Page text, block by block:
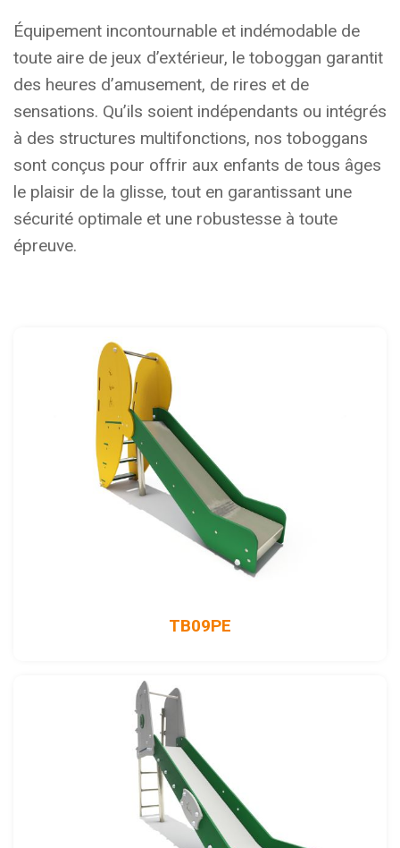
Équipement incontournable et indémodable de
toute aire de jeux d’extérieur, le toboggan garantit
des heures d’amusement, de rires et de
sensations. Qu’ils soient indépendants ou intégrés
à des structures multifonctions, nos toboggans
sont conçus pour offrir aux enfants de tous âges
le plaisir de la glisse, tout en garantissant une
sécurité optimale et une robustesse à toute
épreuve.
TB09PE